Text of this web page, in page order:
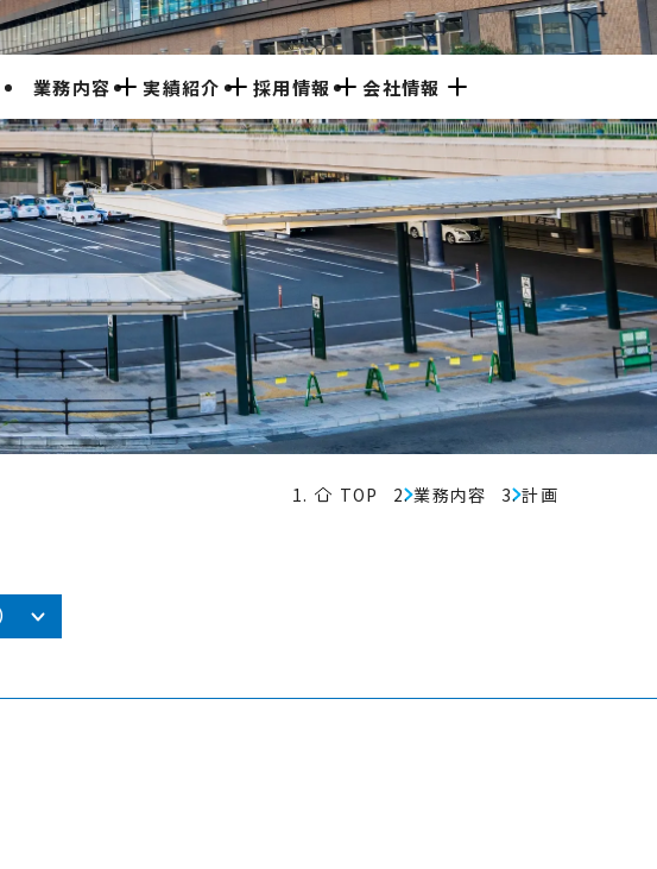
業務内容
設計
維持管理・
リニューアル
実績紹介
トンネル 軌道
採用情報
数字で見る
日本交通技術
仕事を知る
人を知る
よくある質問
会社情報
会社の生い立ち
沿革
経営理念
会社概要
事業所一覧
組織図
行動計画
主な受注案件
TOP 業務内容 計画